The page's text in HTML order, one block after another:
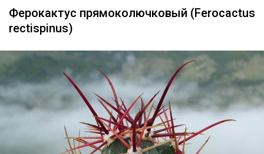
Ферокактус прямоколючковый (Ferocactus
rectispinus)